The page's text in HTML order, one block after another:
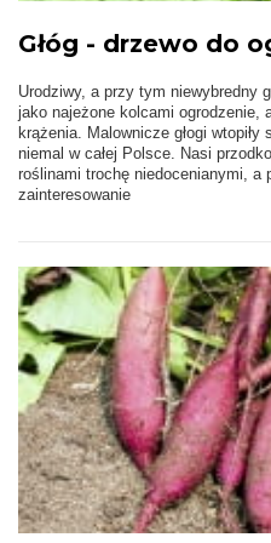
Głóg - drzewo do
Urodziwy, a przy tym niewybredny
jako najeżone kolcami ogrodzenie,
krążenia. Malownicze głogi
niemal w całej Polsce. Nasi
roślinami trochę niedocenianymi, a
zainteresowanie